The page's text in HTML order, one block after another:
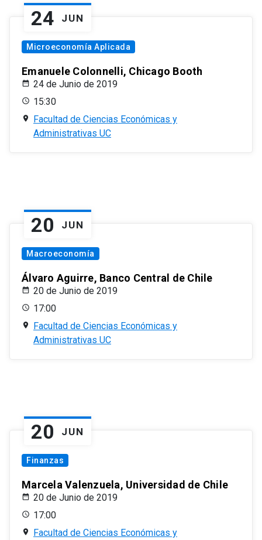
24 JUN
Microeconomía Aplicada
Emanuele Colonnelli, Chicago Booth
24 de Junio de 2019
15:30
Facultad de Ciencias Económicas y
Administrativas UC
20 JUN
Macroeconomía
Álvaro Aguirre, Banco Central de Chile
20 de Junio de 2019
17:00
Facultad de Ciencias Económicas y
Administrativas UC
20 JUN
Finanzas
Marcela Valenzuela, Universidad de Chile
20 de Junio de 2019
17:00
Facultad de Ciencias Económicas y